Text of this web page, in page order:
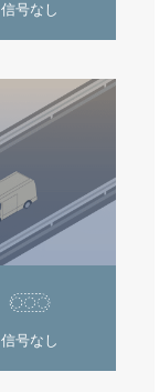
信号なし
信号なし